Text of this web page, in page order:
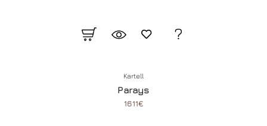
Kartell
Parays
1611€